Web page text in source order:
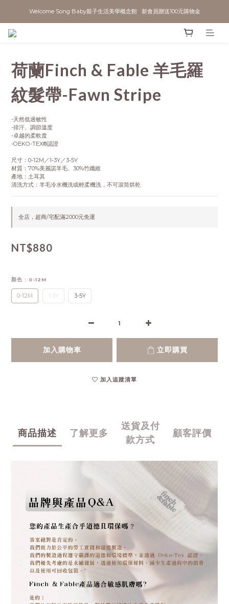
Welcome Song Baby親子生活美學概念館   新會員贈送100元購物金
荷蘭Finch & Fable 羊毛羅
紋髮帶-Fawn Stripe
-天然低過敏性
-排汗、調節溫度
-卓越的柔軟度
-OEKO-TEX®認證
尺寸：0-12M／1-3Y／3-5Y
材質：70%美麗諾羊毛、30%竹纖維
產地：土耳其
清洗方式：羊毛冷水機洗或輕柔機洗，不可滾筒烘乾
全店，超商/宅配滿2000元免運
NT$880
顏色 : 0-12M
0-12M 1-3Y 3-5Y
加入購物車 立即購買
加入追蹤清單
商品描述 了解更多
送貨及付
款方式
顧客評價